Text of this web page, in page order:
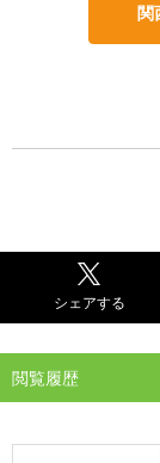
関
シェアする
閲覧履歴